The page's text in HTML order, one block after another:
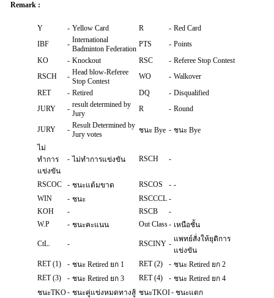
Remark :
Y - Yellow Card R - Red Card
IBF
- International
Badminton Federation
PTS - Points
KO
- Knockout RSC - Referee Stop Contest
RSCH
- Head blow-Referee
Stop Contest
WO - Walkover
RET
- Retired DQ - Disqualified
JURY
- result determined by
Jury
R - Round
JURY - Result Determined by
Jury votes
ชนะ Bye - ชนะ Bye
ไม่
ทำการ
แข่งขัน
- ไม่ทำการแข่งขัน RSCH -
RSCOC - ชนะแต้มขาด RSCOS - -
WIN
- ชนะ RSCCCL -
KOH
- RSCB
-
W.P
- ชนะคะแนน Out Class- เหนือชั้น
CtL. - RSCINY -
แพทย์สั่งให้ยุติการ
แข่งขัน
RET (1)
- ชนะ Retired ยก 1 RET (2) - ชนะ Retired ยก 2
RET (3)
- ชนะ Retired ยก 3 RET (4) - ชนะ Retired ยก 4
ชนะTKO- ชนะคู่แข่งหมดทางสู้ ชนะTKOI- ชนะแตก